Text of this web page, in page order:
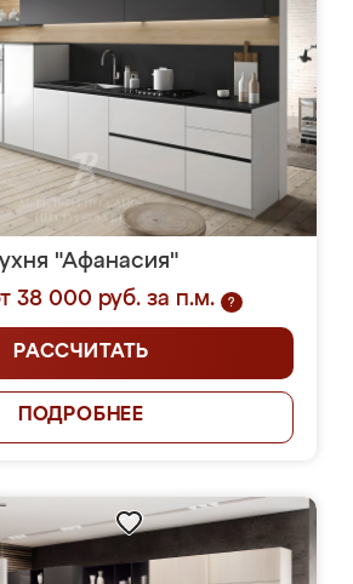
"Афанасия"
38 000 руб. за п.м.
?
РАССЧИТАТЬ
ПОДРОБНЕЕ